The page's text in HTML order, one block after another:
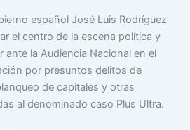
español José Luis Rodríguez
el centro de la escena política y
ante la Audiencia Nacional en el
por presuntos delitos de
de capitales y otras
al denominado caso Plus Ultra.